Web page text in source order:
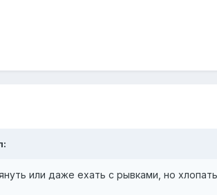
или даже ехать с рывками, но